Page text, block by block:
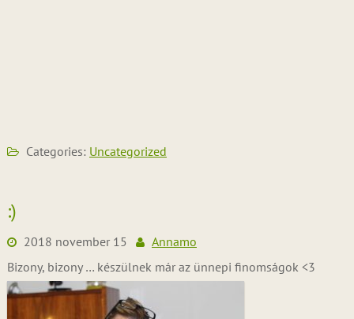
Categories: Uncategorized
:)
2018 november 15
Annamo
Bizony, bizony … készülnek már az ünnepi finomságok <3